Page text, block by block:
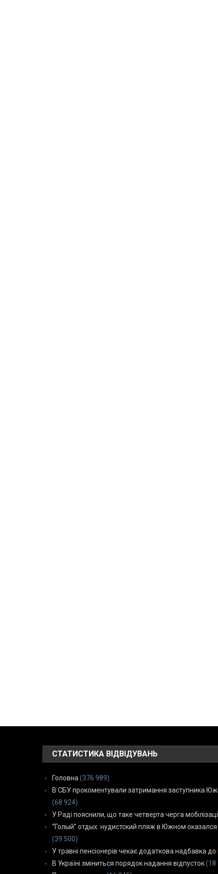
СТАТИСТИКА ВІДВІДУВАНЬ
Головна (376 989)
В СБУ прокоментували затримання заступника
(68 924)
У Раді пояснили, що таке четверта черга
“Голый” отдых: нудистский пляж в Южном
(39 500)
У травні пенсіонерів чекає додаткова надбавка до
В Україні зміниться порядок надання відпусток (18